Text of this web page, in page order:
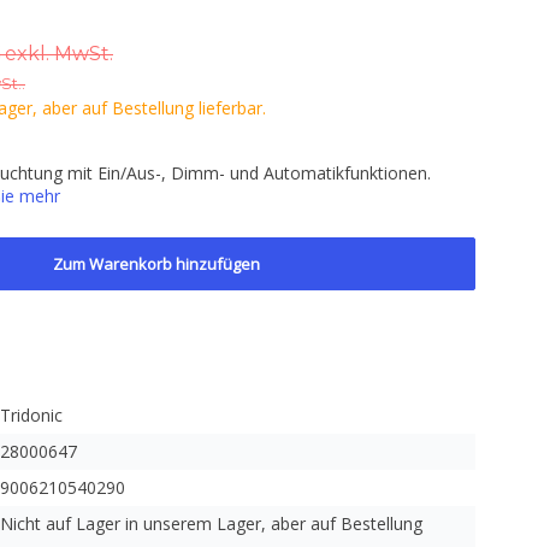
exkl. MwSt.
aber auf Bestellung lieferbar.
mit Ein/Aus-, Dimm- und Automatikfunktionen.
mehr
Zum Warenkorb hinzufügen
Tridonic
28000647
9006210540290
Nicht auf Lager in unserem Lager, aber auf Bestellung